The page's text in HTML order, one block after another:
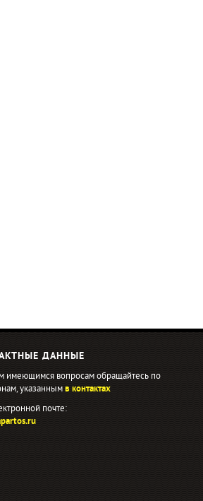
ДАННЫЕ
имеющимся вопросам обращайтесь по
указаннымв контактах
почте: